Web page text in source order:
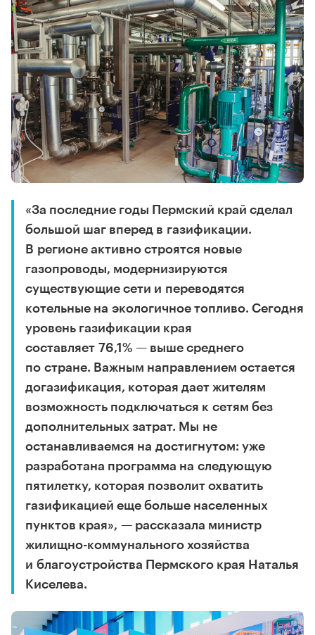
«За последние годы Пермский край сделал
большой шаг вперед в газификации.
В регионе активно строятся новые
газопроводы, модернизируются
существующие сети и переводятся
котельные на экологичное топливо. Сегодня
уровень газификации края
составляет 76,1% — выше среднего
по стране. Важным направлением остается
догазификация, которая дает жителям
возможность подключаться к сетям без
дополнительных затрат. Мы не
останавливаемся на достигнутом: уже
разработана программа на следующую
пятилетку, которая позволит охватить
газификацией еще больше населенных
пунктов края», — рассказала министр
жилищно-коммунального хозяйства
и благоустройства Пермского края Наталья
Киселева.